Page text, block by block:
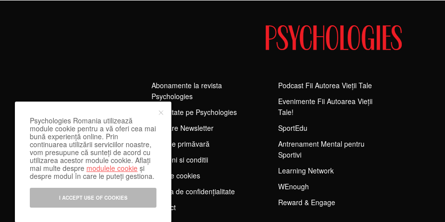
Abonamente la revista
Psychologies
Publicitate pe Psychologies
Abonare Newsletter
Tărg de primăvară
Termeni si conditii
Despre cookies
Politica de confidențialitate
Contact
Podcast Fii Autorea Vieții Tale
Evenimente Fii Autoarea Vieții
Tale!
SportEdu
Antrenament Mental pentru
Sportivi
Learning Network
WEnough
Reward & Engage
Psychologies Romania utilizează
module cookie pentru a vă oferi cea mai
bună experiență online. Prin
continuarea utilizării serviciilor noastre,
vom presupune că sunteți de acord cu
utilizarea acestor module cookie. Aflați
mai multe despre modulele cookie și
despre modul în care le puteți gestiona.
I ACCEPT USE OF COOKIES